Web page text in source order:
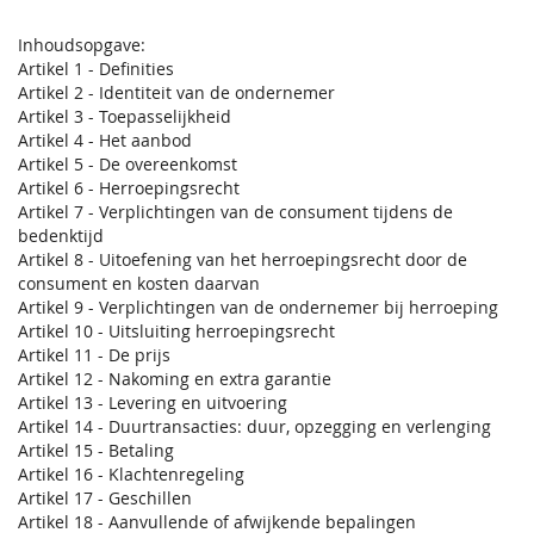
Inhoudsopgave:
Artikel 1 - Definities
Artikel 2 - Identiteit van de ondernemer
Artikel 3 - Toepasselijkheid
Artikel 4 - Het aanbod
Artikel 5 - De overeenkomst
Artikel 6 - Herroepingsrecht
Artikel 7 - Verplichtingen van de consument tijdens de
bedenktijd
Artikel 8 - Uitoefening van het herroepingsrecht door de
consument en kosten daarvan
Artikel 9 - Verplichtingen van de ondernemer bij herroeping
Artikel 10 - Uitsluiting herroepingsrecht
Artikel 11 - De prijs
Artikel 12 - Nakoming en extra garantie
Artikel 13 - Levering en uitvoering
Artikel 14 - Duurtransacties: duur, opzegging en verlenging
Artikel 15 - Betaling
Artikel 16 - Klachtenregeling
Artikel 17 - Geschillen
Artikel 18 - Aanvullende of afwijkende bepalingen